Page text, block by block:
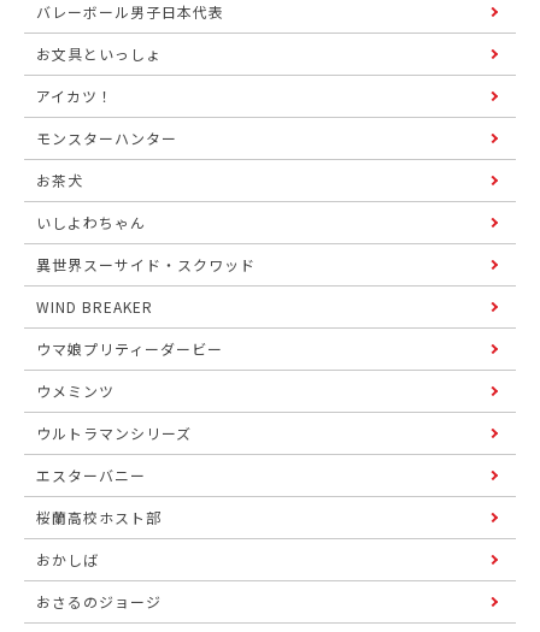
バレーボール男子日本代表
お文具といっしょ
アイカツ！
モンスターハンター
お茶犬
いしよわちゃん
異世界スーサイド・スクワッド
WIND BREAKER
ウマ娘プリティーダービー
ウメミンツ
ウルトラマンシリーズ
エスターバニー
桜蘭高校ホスト部
おかしば
おさるのジョージ